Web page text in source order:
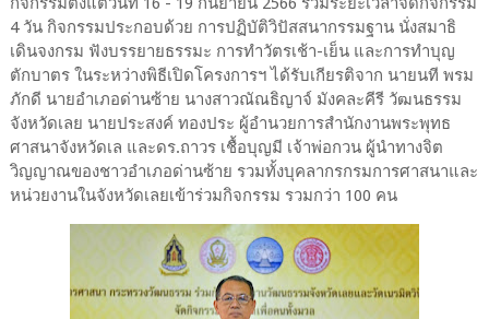
4 วัน กิจกรรมประกอบด้วย การปฏิบัติวิปัสสนากรรมฐาน นั่งสมาธิ
เดินจงกรม ฟังบรรยายธรรมะ การทำวัตรเช้า-เย็น และการทำบุญ
ตักบาตร ในระหว่างพิธีเปิดโครงการฯ ได้รับเกียรติจาก นายนที พรม
ภักดี นายอำเภอด่านซ้าย นางสาวณัณธิญาจ์ มังคละคีรี วัฒนธรรม
จังหวัดเลย นายประสงค์ ทองประ ผู้อำนวยการสำนักงานพระพุทธ
ศาสนาจังหวัดเล และดร.ถาวร เชื้อบุญมี เจ้าพ่อกวน ผู้นำทางจิต
วิญญาณของชาวอำเภอด่านซ้าย รวมทั้งบุคลากรกรมการศาสนาและ
หน่วยงานในจังหวัดเลยเข้าร่วมกิจกรรม รวมกว่า 100 คน